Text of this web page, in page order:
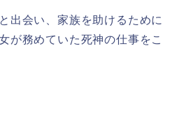
出会い、家族を助けるために
が務めていた死神の仕事をこ